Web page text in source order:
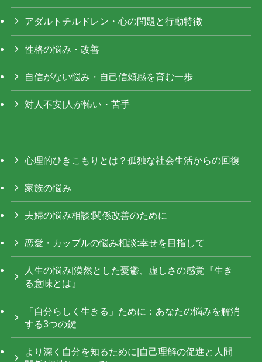
アダルトチルドレン・心の問題と行動特徴
性格の悩み・改善
自信がない悩み・自己信頼感を育む一歩
対人不安|人が怖い・苦手
心理的ひきこもりとは？孤独な社会生活からの回復
家族の悩み
夫婦の悩み相談:関係改善のために
恋愛・カップルの悩み相談:幸せを目指して
人生の悩み|漠然とした憂鬱、虚しさの感覚『生き
る意味とは』
「自分らしく生きる」ために：あなたの悩みを解消
する3つの鍵
より深く自分を知るために|自己理解の促進と人間